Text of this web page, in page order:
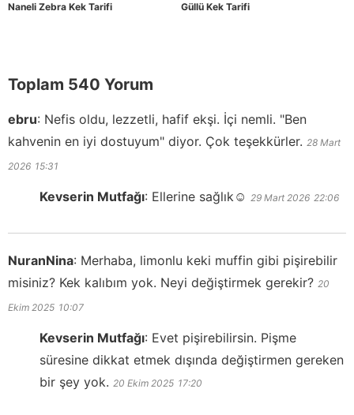
Naneli Zebra Kek Tarifi Güllü Kek Tarifi
Toplam 540 Yorum
ebru: Nefis oldu, lezzetli, hafif ekşi. İçi nemli. "Ben
kahvenin en iyi dostuyum" diyor. Çok teşekkürler. 28 Mart
2026 15:31
Kevserin Mutfağı: Ellerine sağlık☺️ 29 Mart 2026 22:06
NuranNina: Merhaba, limonlu keki muffin gibi pişirebilir
misiniz? Kek kalıbım yok. Neyi değiştirmek gerekir? 20
Ekim 2025 10:07
Kevserin Mutfağı: Evet pişirebilirsin. Pişme
süresine dikkat etmek dışında değiştirmen gereken
bir şey yok. 20 Ekim 2025 17:20